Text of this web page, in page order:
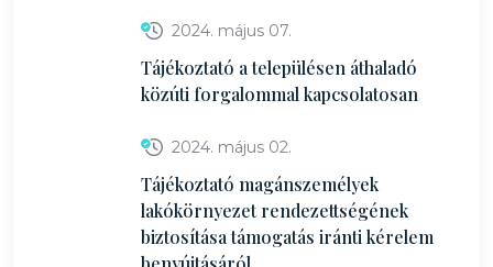
2024. május 07.
Tájékoztató a településen áthaladó
közúti forgalommal kapcsolatosan
2024. május 02.
Tájékoztató magánszemélyek
lakókörnyezet rendezettségének
biztosítása támogatás iránti kérelem